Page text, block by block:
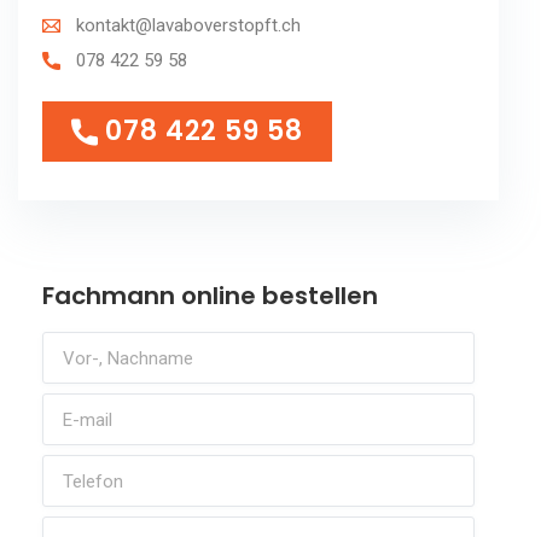
kontakt@lavaboverstopft.ch
078 422 59 58
078 422 59 58
078 422 59 58
Fachmann online bestellen